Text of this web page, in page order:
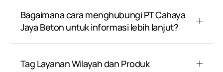
Bagaimana cara menghubungi PT Cahaya
Jaya Beton untuk informasi lebih lanjut?
Tag Layanan Wilayah dan Produk